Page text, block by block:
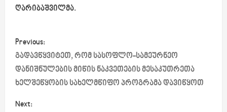
ღარიბაშვილმა.
P
o
s
t
Previous:
გადავწყვიტეთ, რომ სასოფლო-სამეურნეო
დანიშნულების მიწის ნაკვეთების მესაკუთრეთა
ხელშეწყობის სახელმწიფო პროგრამა დავიწყოთ
Next: